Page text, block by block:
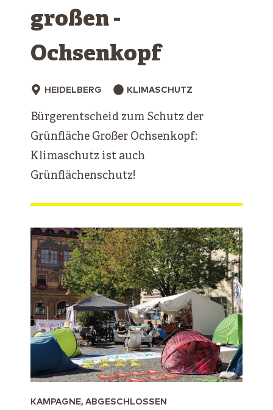
großen ­
Ochsenkopf
HEIDELBERG KLIMASCHUTZ
Bürgerentscheid zum Schutz der
Grünfläche Großer Ochsenkopf:
Klimaschutz ist auch
Grünflächenschutz!
KAMPAGNE, ABGESCHLOSSEN